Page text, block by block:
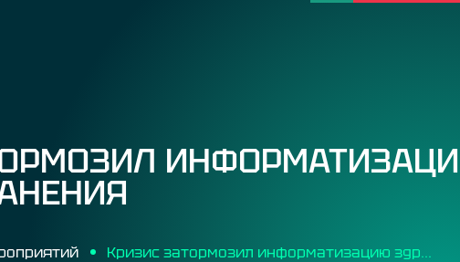
Кризис затормозил информатизацию здравоохранения